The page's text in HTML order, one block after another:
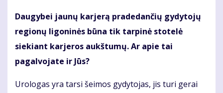
Daugybei jaunų karjerą pradedančių gydytojų
regionų ligoninės būna tik tarpinė stotelė
siekiant karjeros aukštumų. Ar apie tai
pagalvojate ir Jūs?
Urologas yra tarsi šeimos gydytojas, jis turi gerai